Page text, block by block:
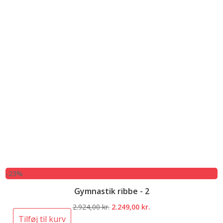
-23%
Gymnastik ribbe - 2
2.924,00kr. Den
2.249,00 kr.
Tilføj til kurv